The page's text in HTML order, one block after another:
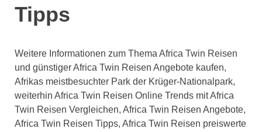
Tipps
Weitere Informationen zum Thema Africa Twin Reisen
und günstiger Africa Twin Reisen Angebote kaufen,
Afrikas meistbesuchter Park der Krüger-Nationalpark,
weiterhin Africa Twin Reisen Online Trends mit Africa
Twin Reisen Vergleichen, Africa Twin Reisen Angebote,
Africa Twin Reisen Tipps, Africa Twin Reisen preiswerte